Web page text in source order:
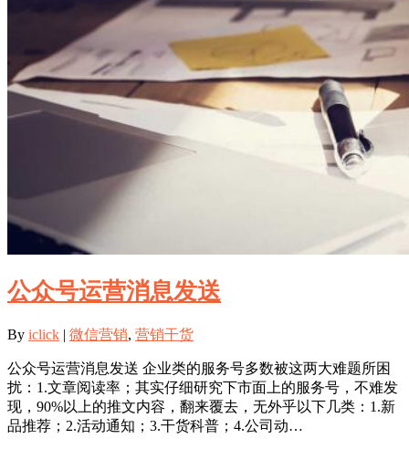
公众号运营消息发送
By iclick | 微信营销, 营销干货
公众号运营消息发送 企业类的服务号多数被这两大难题所困
扰：1.文章阅读率；其实仔细研究下市面上的服务号，不难发
现，90%以上的推文内容，翻来覆去，无外乎以下几类：1.新
品推荐；2.活动通知；3.干货科普；4.公司动…